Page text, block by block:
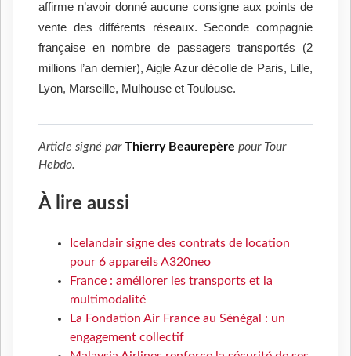
affirme n’avoir donné aucune consigne aux points de
vente des différents réseaux. Seconde compagnie
française en nombre de passagers transportés (2
millions l’an dernier), Aigle Azur décolle de Paris, Lille,
Lyon, Marseille, Mulhouse et Toulouse.
Article signé parThierry Beaurepère pour Tour
Hebdo.
À lire aussi
Icelandair signe des contrats de location
pour 6 appareils A320neo
France : améliorer les transports et la
multimodalité
La Fondation Air France au Sénégal : un
engagement collectif